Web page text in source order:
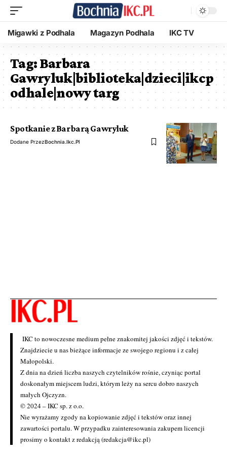
Migawki z Podhala Magazyn Podhala IKC TV
Tag:Barbara
Gawryluk|biblioteka|dzieci|ikcp
odhale|nowy targ
Spotkanie z Barbarą Gawryluk
Dodane PrzezBochnia.ikc.pl
IKC to nowoczesne medium pełne znakomitej jakości zdjęć i tekstów.
Znajdziecie u nas bieżące informacje ze swojego regionu i z całej
Małopolski.
Z dnia na dzień liczba naszych czytelników rośnie, czyniąc portal
doskonałym miejscem ludzi, którym leży na sercu dobro naszych
małych Ojczyzn.
© 2024 – IKC sp. z o.o.
Nie wyrażamy zgody na kopiowanie zdjęć i tekstów oraz innej
zawartości portalu. W przypadku zainteresowania zakupem licencji
prosimy o kontakt z redakcją (redakcja@ikc.pl)